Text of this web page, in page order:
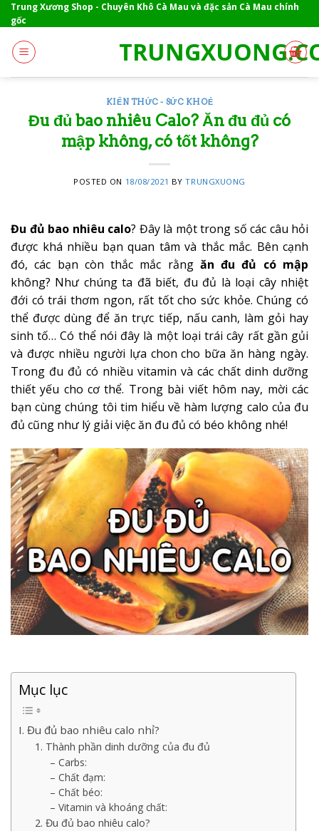
Skip
to
content
Trung Xương Shop - Chuyên Khô Cà Mau và đặc sản Cà Mau chính
gốc
KIẾN THỨC - SỨC KHOẺ
Đu đủ bao nhiêu Calo? Ăn đu đủ có
mập không, có tốt không?
POSTED ON 18/08/2021 BYTRUNGXUONG
Đu đủ bao nhiêu calo? Đây là một trong số các câu hỏi
được khá nhiều bạn quan tâm và thắc mắc. Bên cạnh
đó, các bạn còn thắc mắc rằng ăn đu đủ có mập
không? Như chúng ta đã biết, đu đủ là loại cây nhiệt
đới có trái thơm ngon, rất tốt cho sức khỏe. Chúng có
thể được dùng để ăn trực tiếp, nấu canh, làm gỏi hay
sinh tố… Có thể nói đây là một loại trái cây rất gần gủi
và được nhiều người lựa chon cho bữa ăn hàng ngày.
Trong đu đủ có nhiều vitamin và các chất dinh dưỡng
thiết yếu cho cơ thể. Trong bài viết hôm nay, mời các
bạn cùng chúng tôi tim hiểu về hàm lượng calo của đu
đủ cũng như lý giải việc ăn đu đủ có béo không nhé!
Mục lục
I. Đu đủ bao nhiêu calo nhỉ?
1. Thành phần dinh dưỡng của đu đủ
– Carbs:
– Chất đạm:
– Chất béo:
– Vitamin và khoáng chất:
2. Đu đủ bao nhiêu calo?